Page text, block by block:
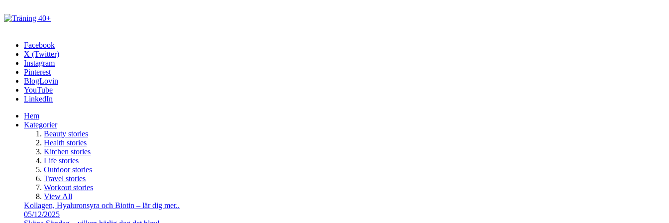
Facebook
X (Twitter)
Instagram
Pinterest
BlogLovin
YouTube
LinkedIn
Hem
Kategorier
Beauty stories
Health stories
Kitchen stories
Life stories
Outdoor stories
Travel stories
Workout stories
View All
Kollagen, Hyaluronsyra och Biotin – lär dig mer..
05/12/2025